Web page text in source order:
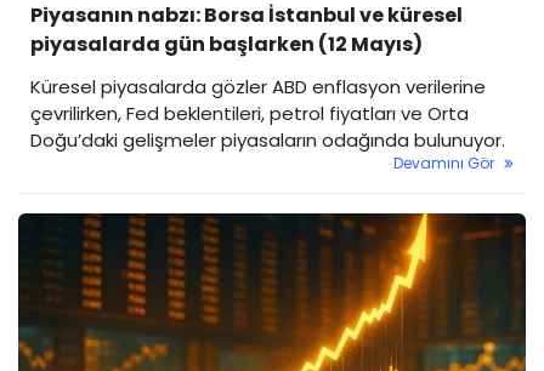
Piyasanın nabzı: Borsa İstanbul ve küresel
piyasalarda gün başlarken (12 Mayıs)
Küresel piyasalarda gözler ABD enflasyon verilerine
çevrilirken, Fed beklentileri, petrol fiyatları ve Orta
Doğu’daki gelişmeler piyasaların odağında bulunuyor.
Devamını Gör